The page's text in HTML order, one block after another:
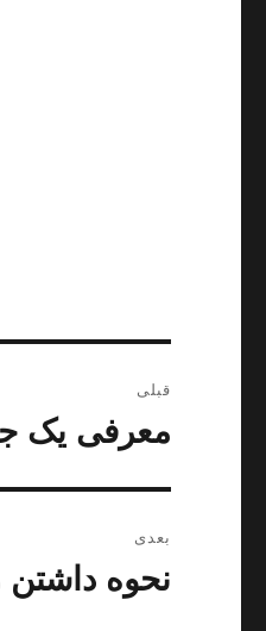
نوشته
قبلی
نوشته
معرفی یک
بعدی
نوشته
نحوه